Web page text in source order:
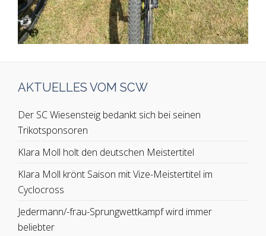
AKTUELLES VOM SCW
Der SC Wiesensteig bedankt sich bei seinen
Trikotsponsoren
Klara Moll holt den deutschen Meistertitel
Klara Moll krönt Saison mit Vize-Meistertitel im
Cyclocross
Jedermann/-frau-Sprungwettkampf wird immer
beliebter